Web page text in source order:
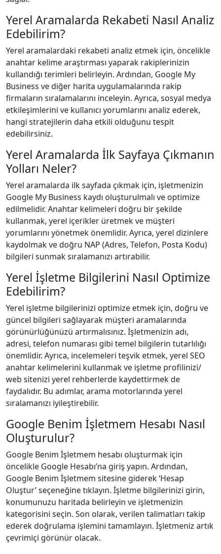
Yerel Aramalarda Rekabeti Nasıl Analiz
Edebilirim?
Yerel aramalardaki rekabeti analiz etmek için, öncelikle
anahtar kelime araştırması yaparak rakiplerinizin
kullandığı terimleri belirleyin. Ardından, Google My
Business ve diğer harita uygulamalarında rakip
firmaların sıralamalarını inceleyin. Ayrıca, sosyal medya
etkileşimlerini ve kullanıcı yorumlarını analiz ederek,
hangi stratejilerin daha etkili olduğunu tespit
edebilirsiniz.
Yerel Aramalarda İlk Sayfaya Çıkmanın
Yolları Neler?
Yerel aramalarda ilk sayfada çıkmak için, işletmenizin
Google My Business kaydı oluşturulmalı ve optimize
edilmelidir. Anahtar kelimeleri doğru bir şekilde
kullanmak, yerel içerikler üretmek ve müşteri
yorumlarını yönetmek önemlidir. Ayrıca, yerel dizinlere
kaydolmak ve doğru NAP (Adres, Telefon, Posta Kodu)
bilgileri sunmak sıralamanızı artırabilir.
Yerel İşletme Bilgilerini Nasıl Optimize
Edebilirim?
Yerel işletme bilgilerinizi optimize etmek için, doğru ve
güncel bilgileri sağlayarak müşteri aramalarında
görünürlüğünüzü artırmalısınız. İşletmenizin adı,
adresi, telefon numarası gibi temel bilgilerin tutarlılığı
önemlidir. Ayrıca, incelemeleri teşvik etmek, yerel SEO
anahtar kelimelerini kullanmak ve işletme profilinizi/
web sitenizi yerel rehberlerde kaydettirmek de
faydalıdır. Bu adımlar, arama motorlarında yerel
sıralamanızı iyileştirebilir.
Google Benim İşletmem Hesabı Nasıl
Oluşturulur?
Google Benim İşletmem hesabı oluşturmak için
öncelikle Google Hesabı’na giriş yapın. Ardından,
Google Benim İşletmem sitesine giderek ‘Hesap
Oluştur’ seçeneğine tıklayın. İşletme bilgilerinizi girin,
konumunuzu haritada belirleyin ve işletmenizin
kategorisini seçin. Son olarak, verilen talimatları takip
ederek doğrulama işlemini tamamlayın. İşletmeniz artık
çevrimiçi görünür olacak.